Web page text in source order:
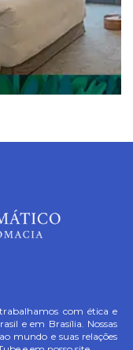
com ética e
e em Brasília. Nossas
mundo e suas relações